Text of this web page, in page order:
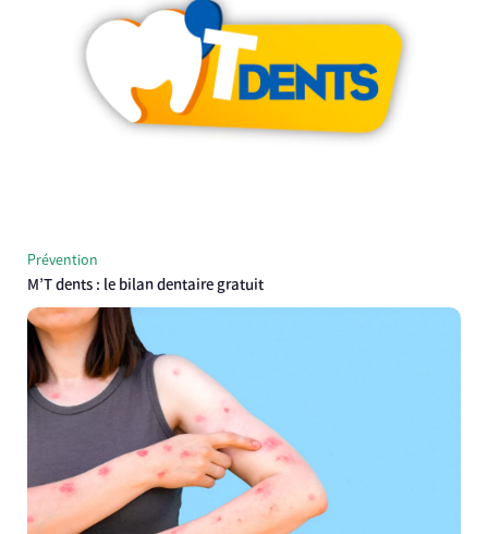
Prévention
M’T dents : le bilan dentaire gratuit